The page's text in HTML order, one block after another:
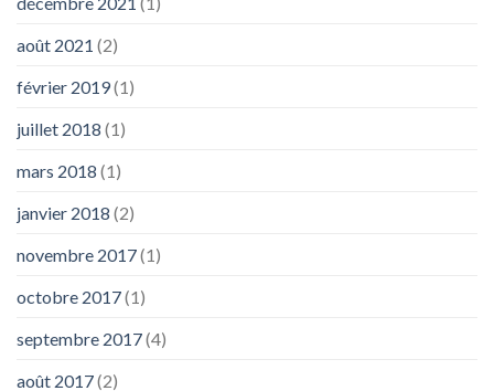
août 2021 (2)
février 2019(1)
juillet 2018 (1)
mars 2018 (1)
janvier 2018 (2)
novembre 2017(1)
octobre 2017(1)
septembre 2017(4)
août 2017(2)